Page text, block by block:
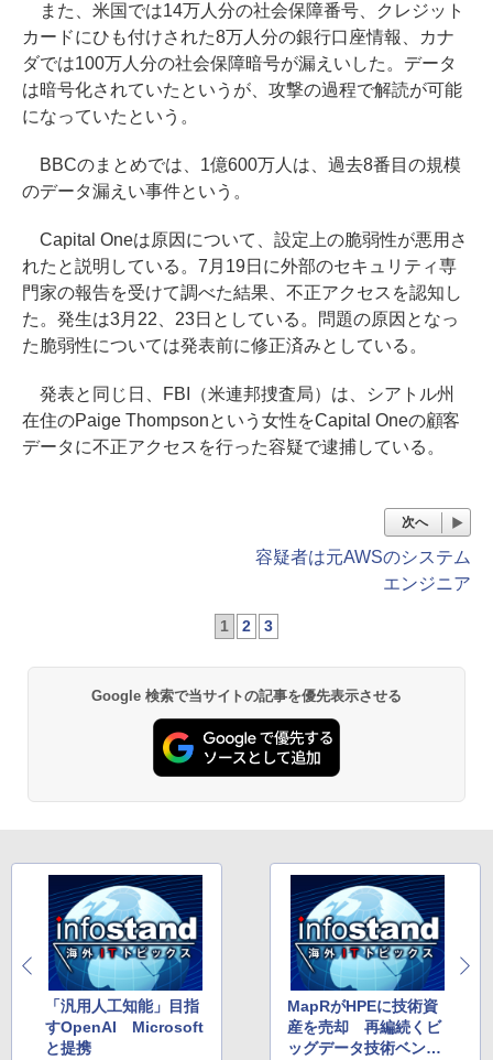
また、米国では14万人分の社会保障番号、クレジット
カードにひも付けされた8万人分の銀行口座情報、カナ
ダでは100万人分の社会保障暗号が漏えいした。データ
は暗号化されていたというが、攻撃の過程で解読が可能
になっていたという。
BBCのまとめでは、1億600万人は、過去8番目の規模
のデータ漏えい事件という。
Capital Oneは原因について、設定上の脆弱性が悪用さ
れたと説明している。7月19日に外部のセキュリティ専
門家の報告を受けて調べた結果、不正アクセスを認知し
た。発生は3月22、23日としている。問題の原因となっ
た脆弱性については発表前に修正済みとしている。
発表と同じ日、FBI（米連邦捜査局）は、シアトル州
在住のPaige Thompsonという女性をCapital Oneの顧客
データに不正アクセスを行った容疑で逮捕している。
次へ
容疑者は元AWSのシステム
エンジニア
1 2 3
Google 検索で当サイトの記事を優先表示させる
「汎用人工知能」目指
すOpenAI Microsoft
と提携
MapRがHPEに技術資
産を売却 再編続くビ
ッグデータ技術ベンダ